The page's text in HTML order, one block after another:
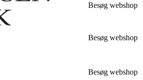
Besøg webshop
Besøg webshop
Besøg webshop